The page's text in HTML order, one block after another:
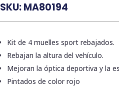
SKU:MA80194
Kit de 4 muelles sport rebajados.
Rebajan la altura del vehículo.
Mejoran la óptica deportiva y la
Pintados de color rojo